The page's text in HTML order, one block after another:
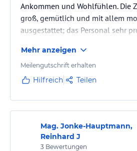
Ankommen und Wohlfühlen. Die
groß, gemütlich und mit allem
ausgestattet; das Personal sehr
die Küche hervorragend- egal ob
beim Frühstück oder den
charmantem Service und
Genießen!
Das kleine gym ist rund um die
und neben Ausdauergeräten…
Mehr anzeigen
Meilengutschrift erhalten
Hilfreich Teilen
Mag. Jonke-Hauptmann,
Reinhard J
3 Bewertungen